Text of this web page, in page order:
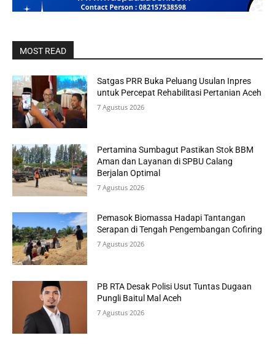
MOST READ
Satgas PRR Buka Peluang Usulan Inpres
untuk Percepat Rehabilitasi Pertanian Aceh
7 Agustus 2026
Pertamina Sumbagut Pastikan Stok BBM
Aman dan Layanan di SPBU Calang
Berjalan Optimal
7 Agustus 2026
Pemasok Biomassa Hadapi Tantangan
Serapan di Tengah Pengembangan Cofiring
7 Agustus 2026
PB RTA Desak Polisi Usut Tuntas Dugaan
Pungli Baitul Mal Aceh
7 Agustus 2026